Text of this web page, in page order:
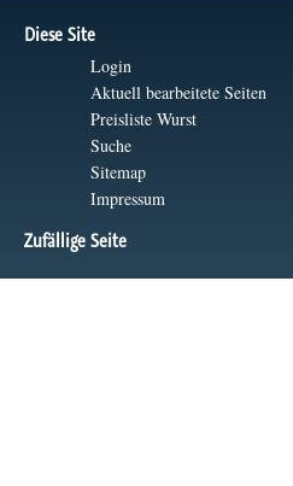
Diese Site
Login
Aktuell bearbeitete Seiten
Preisliste Wurst
Suche
Sitemap
Impressum
Zufällige Seite